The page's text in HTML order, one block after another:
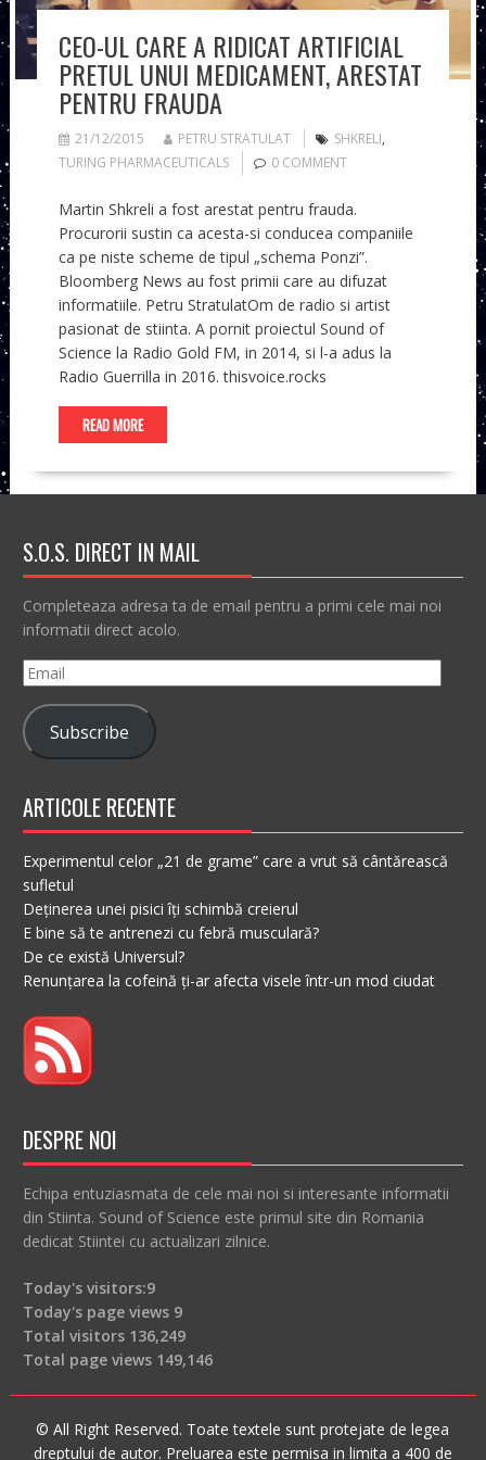
CEO-UL CARE A RIDICAT ARTIFICIAL
PRETUL UNUI MEDICAMENT, ARESTAT
PENTRU FRAUDA
21/12/2015 PETRU STRATULAT SHKRELI,
TURING PHARMACEUTICALS
0 COMMENT
Martin Shkreli a fost arestat pentru frauda.
Procurorii sustin ca acesta-si conducea companiile
ca pe niste scheme de tipul „schema Ponzi”.
Bloomberg News au fost primii care au difuzat
informatiile. Petru StratulatOm de radio si artist
pasionat de stiinta. A pornit proiectul Sound of
Science la Radio Gold FM, in 2014, si l-a adus la
Radio Guerrilla in 2016. thisvoice.rocks
READ MORE
S.O.S. DIRECT IN MAIL
Completeaza adresa ta de email pentru a primi cele mai noi
informatii direct acolo.
Email
Subscribe
ARTICOLE RECENTE
Experimentul celor „21 de grame” care a vrut să cântărească
sufletul
Deținerea unei pisici îți schimbă creierul
E bine să te antrenezi cu febră musculară?
De ce există Universul?
Renunțarea la cofeină ți-ar afecta visele într-un mod ciudat
DESPRE NOI
Echipa entuziasmata de cele mai noi si interesante informatii
din Stiinta. Sound of Science este primul site din Romania
dedicat Stiintei cu actualizari zilnice.
Today's visitors:9
Today's page views 9
Total visitors 136,249
Total page views 149,146
© All Right Reserved. Toate textele sunt protejate de legea
dreptului de autor. Preluarea este permisa in limita a 400 de